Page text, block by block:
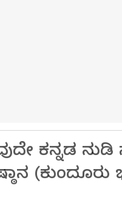
ಕನ್ನಡ ನುಡಿ
(ಕುಂದೂರು